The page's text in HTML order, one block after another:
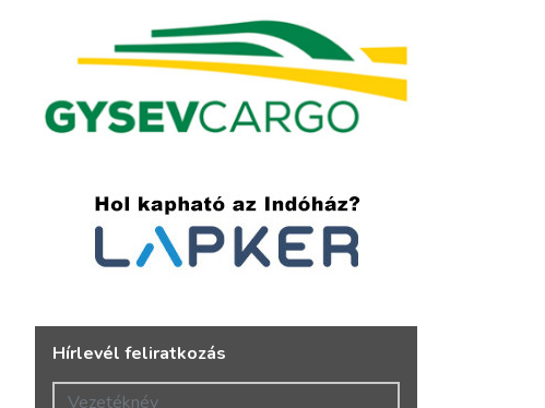
Hírlevél feliratkozás
Vezetéknév